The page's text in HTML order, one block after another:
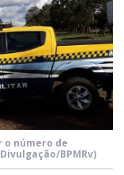
número de
BPMRv)